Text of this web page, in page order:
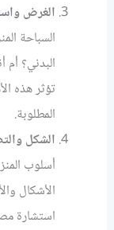
الغرض
السباحة
البدني؟
تؤثر هذه
المطلوبة.
الشكل
أسلوب
الأشكال
استشارة